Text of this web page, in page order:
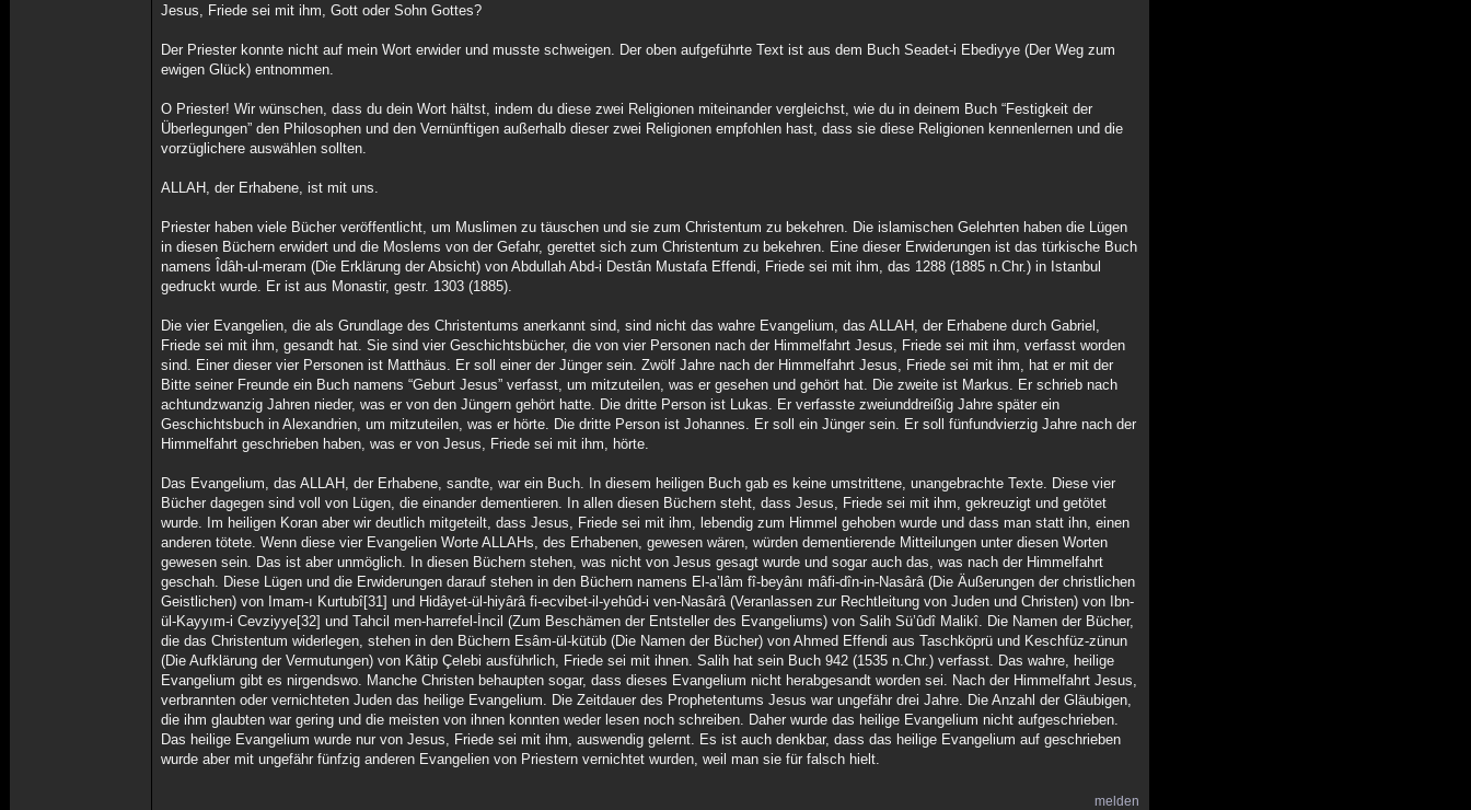
Jesus, Friede sei mit ihm, Gott oder Sohn Gottes?
Der Priester konnte nicht auf mein Wort erwider und musste schweigen. Der oben aufgeführte Text ist aus dem Buch Seadet-i Ebediyye (Der Weg zum
ewigen Glück) entnommen.
O Priester! Wir wünschen, dass du dein Wort hältst, indem du diese zwei Religionen miteinander vergleichst, wie du in deinem Buch “Festigkeit der
Überlegungen” den Philosophen und den Vernünftigen außerhalb dieser zwei Religionen empfohlen hast, dass sie diese Religionen kennenlernen und die
vorzüglichere auswählen sollten.
ALLAH, der Erhabene, ist mit uns.
Priester haben viele Bücher veröffentlicht, um Muslimen zu täuschen und sie zum Christentum zu bekehren. Die islamischen Gelehrten haben die Lügen
in diesen Büchern erwidert und die Moslems von der Gefahr, gerettet sich zum Christentum zu bekehren. Eine dieser Erwiderungen ist das türkische Buch
namens Îdâh-ul-meram (Die Erklärung der Absicht) von Abdullah Abd-i Destân Mustafa Effendi, Friede sei mit ihm, das 1288 (1885 n.Chr.) in Istanbul
gedruckt wurde. Er ist aus Monastir, gestr. 1303 (1885).
Die vier Evangelien, die als Grundlage des Christentums anerkannt sind, sind nicht das wahre Evangelium, das ALLAH, der Erhabene durch Gabriel,
Friede sei mit ihm, gesandt hat. Sie sind vier Geschichtsbücher, die von vier Personen nach der Himmelfahrt Jesus, Friede sei mit ihm, verfasst worden
sind. Einer dieser vier Personen ist Matthäus. Er soll einer der Jünger sein. Zwölf Jahre nach der Himmelfahrt Jesus, Friede sei mit ihm, hat er mit der
Bitte seiner Freunde ein Buch namens “Geburt Jesus” verfasst, um mitzuteilen, was er gesehen und gehört hat. Die zweite ist Markus. Er schrieb nach
achtundzwanzig Jahren nieder, was er von den Jüngern gehört hatte. Die dritte Person ist Lukas. Er verfasste zweiunddreißig Jahre später ein
Geschichtsbuch in Alexandrien, um mitzuteilen, was er hörte. Die dritte Person ist Johannes. Er soll ein Jünger sein. Er soll fünfundvierzig Jahre nach der
Himmelfahrt geschrieben haben, was er von Jesus, Friede sei mit ihm, hörte.
Das Evangelium, das ALLAH, der Erhabene, sandte, war ein Buch. In diesem heiligen Buch gab es keine umstrittene, unangebrachte Texte. Diese vier
Bücher dagegen sind voll von Lügen, die einander dementieren. In allen diesen Büchern steht, dass Jesus, Friede sei mit ihm, gekreuzigt und getötet
wurde. Im heiligen Koran aber wir deutlich mitgeteilt, dass Jesus, Friede sei mit ihm, lebendig zum Himmel gehoben wurde und dass man statt ihn, einen
anderen tötete. Wenn diese vier Evangelien Worte ALLAHs, des Erhabenen, gewesen wären, würden dementierende Mitteilungen unter diesen Worten
gewesen sein. Das ist aber unmöglich. In diesen Büchern stehen, was nicht von Jesus gesagt wurde und sogar auch das, was nach der Himmelfahrt
geschah. Diese Lügen und die Erwiderungen darauf stehen in den Büchern namens El-a’lâm fî-beyânı mâfi-dîn-in-Nasârâ (Die Äußerungen der christlichen
Geistlichen) von Imam-ı Kurtubî[31] und Hidâyet-ül-hiyârâ fi-ecvibet-il-yehûd-i ven-Nasârâ (Veranlassen zur Rechtleitung von Juden und Christen) von Ibn-
ül-Kayyım-i Cevziyye[32] und Tahcil men-harrefel-İncil (Zum Beschämen der Entsteller des Evangeliums) von Salih Sü’ûdî Malikî. Die Namen der Bücher,
die das Christentum widerlegen, stehen in den Büchern Esâm-ül-kütüb (Die Namen der Bücher) von Ahmed Effendi aus Taschköprü und Keschfüz-zünun
(Die Aufklärung der Vermutungen) von Kâtip Çelebi ausführlich, Friede sei mit ihnen. Salih hat sein Buch 942 (1535 n.Chr.) verfasst. Das wahre, heilige
Evangelium gibt es nirgendswo. Manche Christen behaupten sogar, dass dieses Evangelium nicht herabgesandt worden sei. Nach der Himmelfahrt Jesus,
verbrannten oder vernichteten Juden das heilige Evangelium. Die Zeitdauer des Prophetentums Jesus war ungefähr drei Jahre. Die Anzahl der Gläubigen,
die ihm glaubten war gering und die meisten von ihnen konnten weder lesen noch schreiben. Daher wurde das heilige Evangelium nicht aufgeschrieben.
Das heilige Evangelium wurde nur von Jesus, Friede sei mit ihm, auswendig gelernt. Es ist auch denkbar, dass das heilige Evangelium auf geschrieben
wurde aber mit ungefähr fünfzig anderen Evangelien von Priestern vernichtet wurden, weil man sie für falsch hielt.
melden